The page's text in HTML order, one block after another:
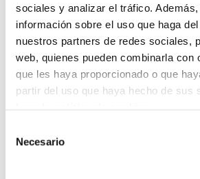
sociales y analizar el tráfico.
información sobre el uso que haga
nuestros partners de redes sociales,
web, quienes pueden combinarla con
que les haya proporcionado o que
partir del uso que haya hecho de sus
Necesario
euskera, siempre y cuando
castellano.
En esa campaña de
situar: la campaña
doctrina judicial, la campaña